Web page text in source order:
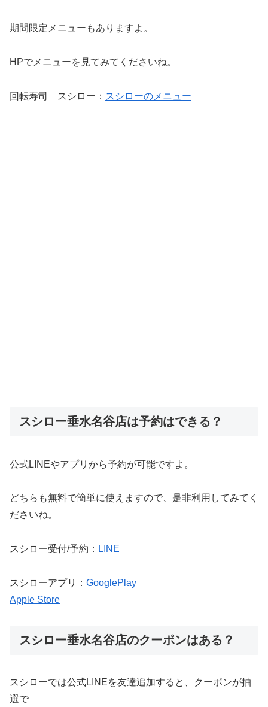
期間限定メニューもありますよ。
HPでメニューを見てみてくださいね。
回転寿司 スシロー： スシローのメニュー
スシロー垂水名谷店は予約はできる？
公式LINEやアプリから予約が可能ですよ。
どちらも無料で簡単に使えますので、是非利用してみてく
ださいね。
スシロー受付/予約： LINE
スシローアプリ： GooglePlay
Apple Store
スシロー垂水名谷店のクーポンはある？
スシローでは公式LINEを友達追加すると、クーポンが抽
選で